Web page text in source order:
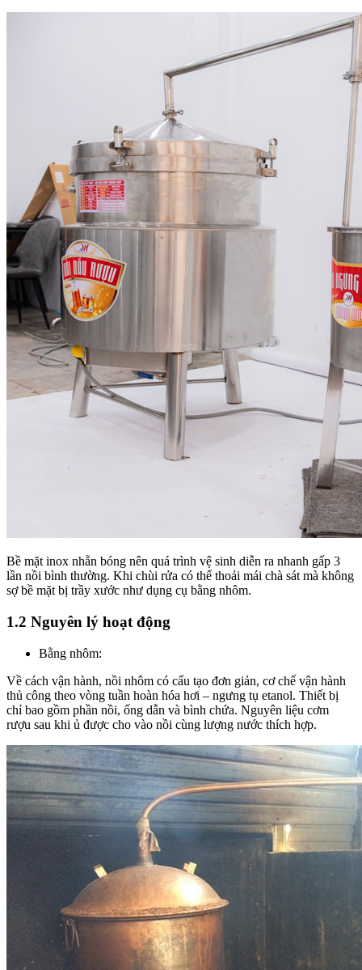
Bề mặt inox nhẵn bóng nên quá trình vệ sinh diễn ra nhanh gấp 3
lần nồi bình thường. Khi chùi rửa có thể thoải mái chà sát mà không
sợ bề mặt bị trầy xước như dụng cụ bằng nhôm.
1.2 Nguyên lý hoạt động
Bằng nhôm:
Về cách vận hành, nồi nhôm có cấu tạo đơn giản, cơ chế vận hành
thủ công theo vòng tuần hoàn hóa hơi – ngưng tụ etanol. Thiết bị
chỉ bao gồm phần nồi, ống dẫn và bình chứa. Nguyên liệu cơm
rượu sau khi ủ được cho vào nồi cùng lượng nước thích hợp.